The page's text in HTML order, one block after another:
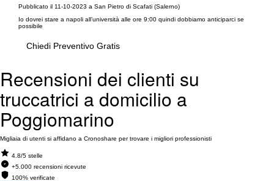
Pubblicato il 11-10-2023 a San Pietro di Scafati (Salerno)
Io dovrei stare a napoli all’università alle ore 9:00 quindi dobbiamo anticiparci se
possibile
Chiedi Preventivo Gratis
Recensioni dei clienti su
truccatrici a domicilio a
Poggiomarino
Migliaia di utenti si affidano a Cronoshare per trovare i migliori professionisti
4.8/5 stelle
+5.000 recensioni ricevute
100% verificate